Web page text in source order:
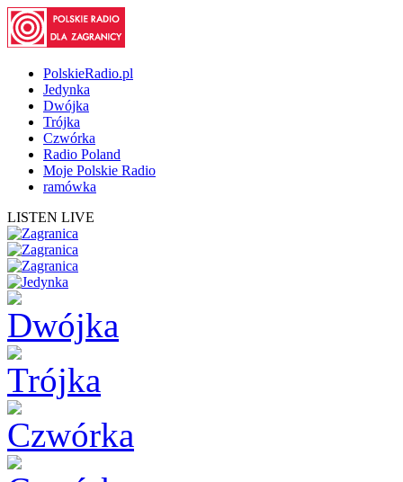
PolskieRadio.pl
Jedynka
Dwójka
Trójka
Czwórka
Radio Poland
Moje Polskie Radio
ramówka
LISTEN LIVE